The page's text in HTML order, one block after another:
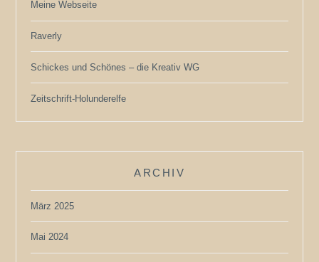
Meine Webseite
Raverly
Schickes und Schönes – die Kreativ WG
Zeitschrift-Holunderelfe
ARCHIV
März 2025
Mai 2024